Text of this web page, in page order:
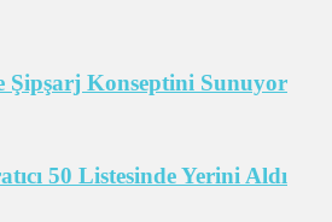
Şipşarj Konseptini Sunuyor
50 Listesinde Yerini Aldı